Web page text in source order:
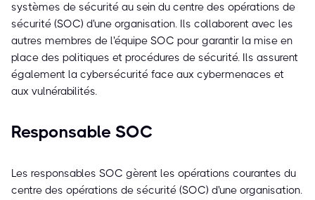
systèmes de sécurité au sein du centre des opérations de
sécurité (SOC) d'une organisation. Ils collaborent avec les
autres membres de l'équipe SOC pour garantir la mise en
place des politiques et procédures de sécurité. Ils assurent
également la cybersécurité face aux cybermenaces et
aux vulnérabilités.
Responsable SOC
Les responsables SOC gèrent les opérations courantes du
centre des opérations de sécurité (SOC) d'une organisation.